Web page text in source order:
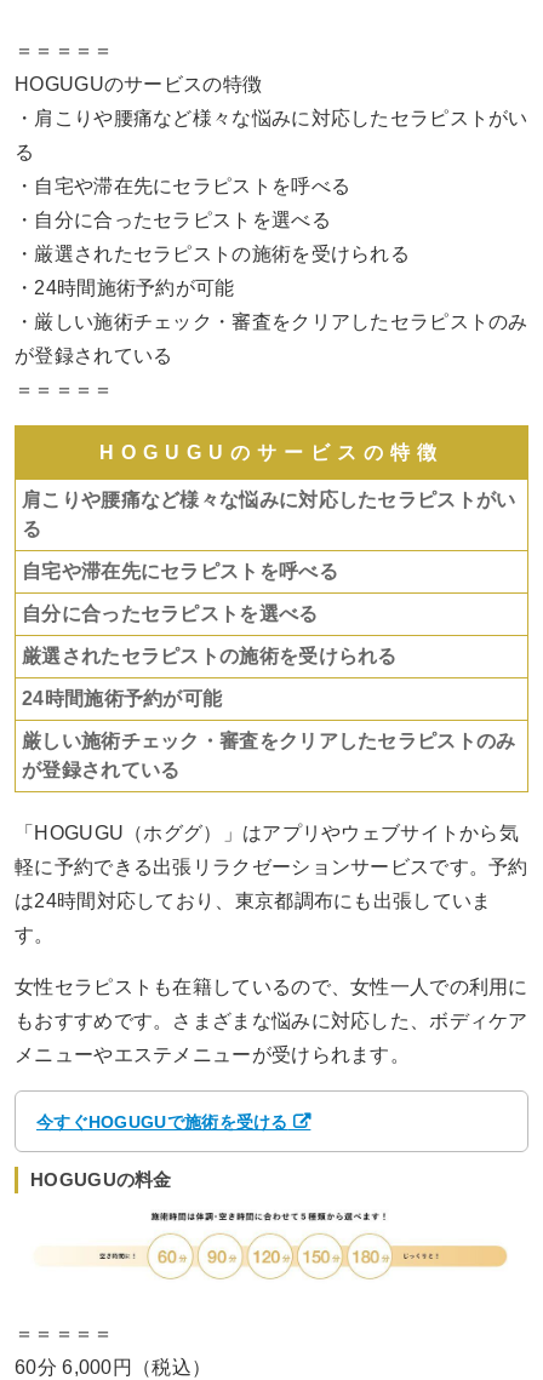
＝＝＝＝＝
HOGUGUのサービスの特徴
・肩こりや腰痛など様々な悩みに対応したセラピストがい
る
・自宅や滞在先にセラピストを呼べる
・自分に合ったセラピストを選べる
・厳選されたセラピストの施術を受けられる
・24時間施術予約が可能
・厳しい施術チェック・審査をクリアしたセラピストのみ
が登録されている
＝＝＝＝＝
HOGUGUのサービスの特徴
肩こりや腰痛など様々な悩みに対応したセラピストがい
る
自宅や滞在先にセラピストを呼べる
自分に合ったセラピストを選べる
厳選されたセラピストの施術を受けられる
24時間施術予約が可能
厳しい施術チェック・審査をクリアしたセラピストのみ
が登録されている
「HOGUGU（ホググ）」はアプリやウェブサイトから気
軽に予約できる出張リラクゼーションサービスです。予約
は24時間対応しており、東京都調布にも出張していま
す。
女性セラピストも在籍しているので、女性一人での利用に
もおすすめです。さまざまな悩みに対応した、ボディケア
メニューやエステメニューが受けられます。
今すぐHOGUGUで施術を受ける
HOGUGUの料金
＝＝＝＝＝
60分 6,000円（税込）